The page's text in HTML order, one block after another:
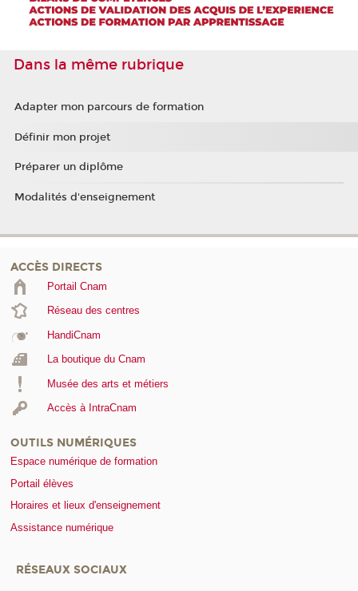
Dans la même rubrique
Adapter mon parcours de formation
Définir mon projet
Préparer un diplôme
Modalités d'enseignement
ACCÈS DIRECTS
Portail Cnam
Réseau des centres
HandiCnam
La boutique du Cnam
Musée des arts et métiers
Accès à IntraCnam
OUTILS NUMÉRIQUES
Espace numérique de formation
Portail élèves
Horaires et lieux d'enseignement
Assistance numérique
RÉSEAUX SOCIAUX